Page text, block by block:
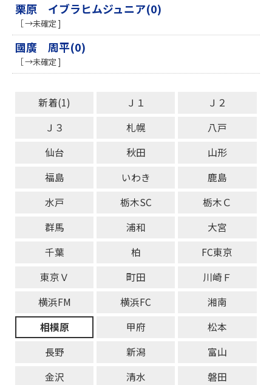
栗原 イブラヒムジュニア(0)
［ →未確定 ]
國廣 周平(0)
［ →未確定 ]
新着(1) Ｊ１
Ｊ２
Ｊ３
札幌
八戸
仙台
秋田
山形
福島
いわき
鹿島
水戸
栃木SC
栃木Ｃ
群馬
浦和
大宮
千葉
柏
FC東京
東京Ｖ
町田
川崎Ｆ
横浜FM
横浜FC
湘南
相模原
甲府
松本
長野
新潟
富山
金沢
清水
磐田